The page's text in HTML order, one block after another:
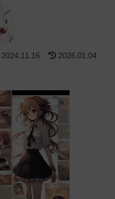
2024.11.16 2026.01.04